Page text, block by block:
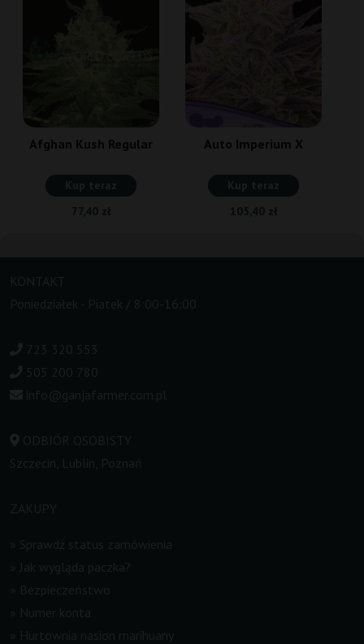
Afghan Kush Regular
Kup teraz
77,40 zł
Auto Imperium X
Kup teraz
105,40 zł
KONTAKT
Poniedziałek - Piatek / 8:00-16:00
723 320 553
505 200 780
info@ganjafarmer.com.pl
ODBIÓR OSOBISTY
Szczecin, Lublin, Poznań
ZAKUPY
Sprawdź status zamówienia
Jak wygląda paczka?
Bezpieczeństwo
Numer konta
Hurtownia nasion marihuany